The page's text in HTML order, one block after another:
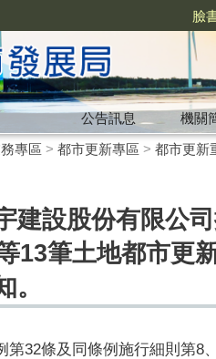
臉
公告訊息 機關
專區 > 都市更新專區 > 都市更新
建設股份有限公
13筆土地都市更
。
第32條及同條例施行細則第8、